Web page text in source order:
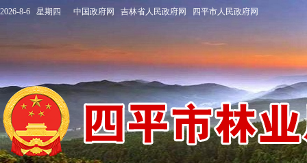
2026-8-6 星期四 中国政府网 吉林省人民政府网 四平市人民政府网